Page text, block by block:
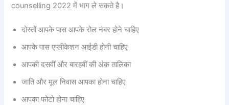
counselling 2022 में भाग ले सकते है।
दोस्तों आपके पास आपके रोल नंबर होने चाहिए
आपके पास एप्लीकेशन आईडी होनी चाहिए
आपकी दसवीं और बारहवीं की अंक तालिका
जाति और मूल निवास आपका होना चाहिए
आपका फोटो होना चाहिए